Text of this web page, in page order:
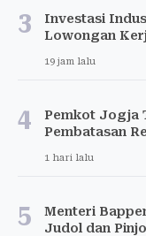
3
Investasi
Lowongan
19 jam lalu
4
Pemkot Jogja
Pembatasan
1 hari lalu
5
Menteri
Judol dan